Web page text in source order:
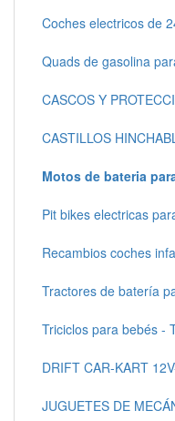
Coches electricos de
Quads de gasolina
CASCOS Y
CASTILLOS
Motos de bateria
Pit bikes electricas
Recambios coches
Tractores de batería
Triciclos para bebés -
DRIFT CAR-KART
JUGUETES DE